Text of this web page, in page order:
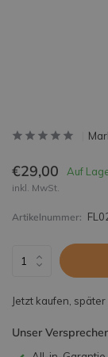
€29,00 Auf
inkl. MwSt.
Artikelnummer:
Jetzt kaufen,
Unser